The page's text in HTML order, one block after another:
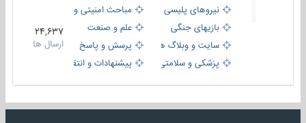
نیروهای پلیسی
مباحث امنیتی و اطلاعاتی
بازیهای جنگی
علم و صنعت
سایت و وبلاگ ها
پرسش و پاسخ
پزشکی و سلامتی
پیشنهادات و انتقادات
24,637
ارسال ها